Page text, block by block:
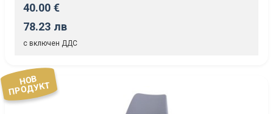
40.00 €
78.23 лв
с включен ДДС
НОВ
ПРОДУКТ